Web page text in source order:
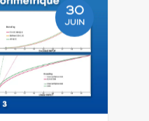
30
JUIN